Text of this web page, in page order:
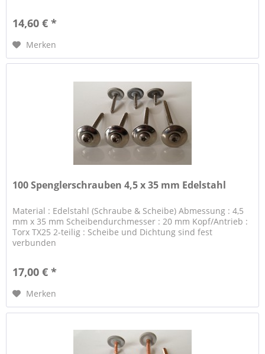
14,60 € *
Merken
100 Spenglerschrauben 4,5 x 35 mm Edelstahl
Material : Edelstahl (Schraube & Scheibe) Abmessung : 4,5
mm x 35 mm Scheibendurchmesser : 20 mm Kopf/Antrieb :
Torx TX25 2-teilig : Scheibe und Dichtung sind fest
verbunden
17,00 € *
Merken